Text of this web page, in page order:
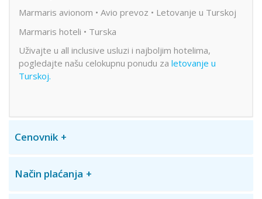
Marmaris avionom • Avio prevoz • Letovanje u Turskoj
Marmaris hoteli • Turska
Uživajte u all inclusive usluzi i najboljim hotelima,
pogledajte našu celokupnu ponudu za letovanje u
Turskoj.
Cenovnik
Način plaćanja